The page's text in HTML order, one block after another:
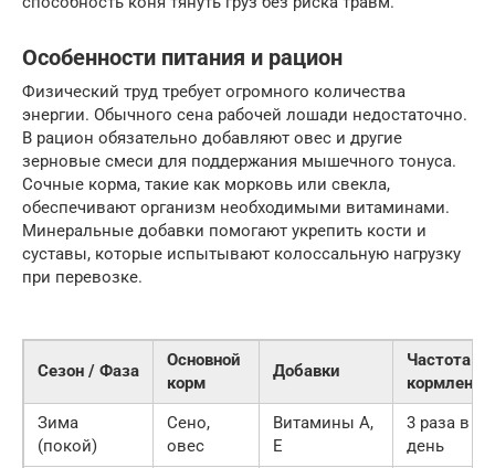
Особенности питания и рацион
Физический труд требует огромного количества
энергии. Обычного сена рабочей лошади недостаточно.
В рацион обязательно добавляют овес и другие
зерновые смеси для поддержания мышечного тонуса.
Сочные корма, такие как морковь или свекла,
обеспечивают организм необходимыми витаминами.
Минеральные добавки помогают укрепить кости и
суставы, которые испытывают колоссальную нагрузку
при перевозке.
Сезон / Фаза
Основной
корм
Добавки
Частота
кормления
Зима
(покой)
Сено,
овес
Витамины A,
E
3 раза в
день